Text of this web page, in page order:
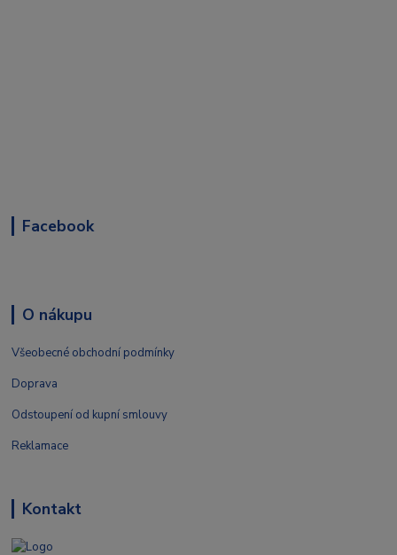
Facebook
O nákupu
Všeobecné obchodní podmínky
Doprava
Odstoupení od kupní smlouvy
Reklamace
Kontakt